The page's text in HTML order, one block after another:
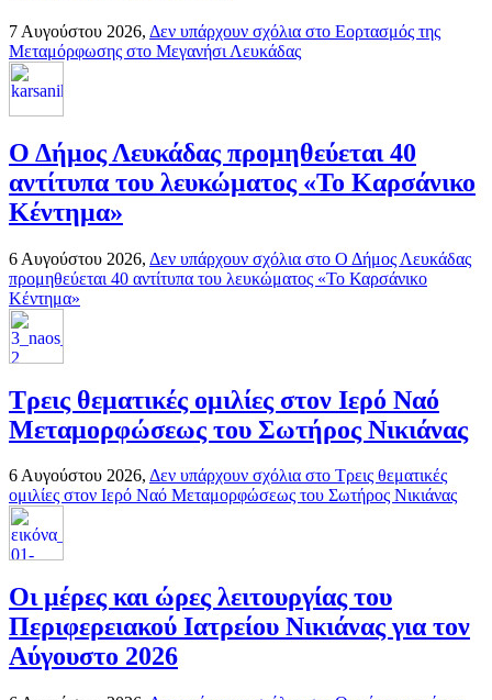
7 Αυγούστου 2026, Δεν υπάρχουν σχόλια στο Εορτασμός της
Μεταμόρφωσης στο Μεγανήσι Λευκάδας
Ο Δήμος Λευκάδας προμηθεύεται 40
αντίτυπα του λευκώματος «Το Καρσάνικο
Κέντημα»
6 Αυγούστου 2026, Δεν υπάρχουν σχόλια στο Ο Δήμος Λευκάδας
προμηθεύεται 40 αντίτυπα του λευκώματος «Το Καρσάνικο
Κέντημα»
Τρεις θεματικές ομιλίες στον Ιερό Ναό
Μεταμορφώσεως του Σωτήρος Νικιάνας
6 Αυγούστου 2026, Δεν υπάρχουν σχόλια στο Τρεις θεματικές
ομιλίες στον Ιερό Ναό Μεταμορφώσεως του Σωτήρος Νικιάνας
Οι μέρες και ώρες λειτουργίας του
Περιφερειακού Ιατρείου Νικιάνας για τον
Αύγουστο 2026